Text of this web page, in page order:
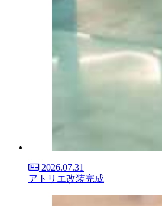
2026.07.31
アトリエ改装完成